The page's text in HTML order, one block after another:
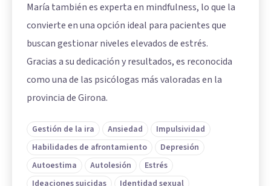
María también es experta en mindfulness, lo que la
convierte en una opción ideal para pacientes que
buscan gestionar niveles elevados de estrés.
Gracias a su dedicación y resultados, es reconocida
como una de las psicólogas más valoradas en la
provincia de Girona.
Gestión de la ira Ansiedad
Impulsividad
Habilidades de afrontamiento
Depresión
Autoestima
Autolesión
Estrés